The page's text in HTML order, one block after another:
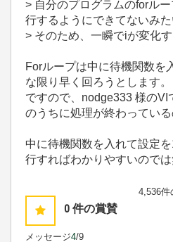
> 自分のプログラムのforル
行するようにできてないみた
> そのため、一瞬でiが変化
Forループは中に待機関数を
な限り早く回ろうとします。
ですので、nodge333 様のVI
のうちに処理が終わっている
中に待機関数を入れて設定
行すればわかりやすいので
0 件の賞賛
メッセージ4/9
4,536件